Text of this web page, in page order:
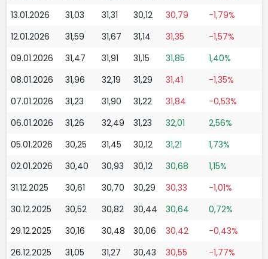
13.01.2026
31,03 31,31 30,12 30,79
-1,79%
12.01.2026
31,59 31,67 31,14 31,35
-1,57%
09.01.2026
31,47 31,91 31,15 31,85
1,40%
08.01.2026
31,96 32,19 31,29 31,41
-1,35%
07.01.2026
31,23 31,90 31,22 31,84
-0,53%
06.01.2026
31,26 32,49 31,23 32,01
2,56%
05.01.2026
30,25 31,45 30,12 31,21
1,73%
02.01.2026
30,40 30,93 30,12 30,68
1,15%
31.12.2025
30,61 30,70 30,29 30,33
-1,01%
30.12.2025
30,52 30,82 30,44 30,64
0,72%
29.12.2025
30,16 30,48 30,06 30,42
-0,43%
26.12.2025
31,05 31,27 30,43 30,55
-1,77%